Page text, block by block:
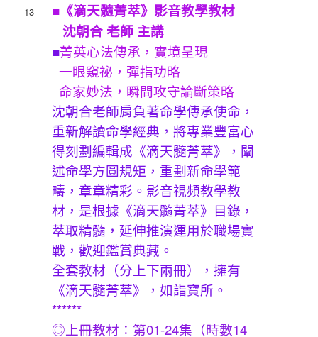
13
■《滴天髓菁萃》影音教學教材
沈朝合 老師 主講
■菁英心法傳承，實境呈現
一眼窺祕，彈指功略
命家妙法，瞬間攻守論斷策略
沈朝合老師肩負著命學傳承使命，
重新解讀命學經典，將專業豐富心
得刻劃編輯成《滴天髓菁萃》，闡
述命學方圓規矩，重劃新命學範
疇，章章精彩。影音視頻教學教
材，是根據《滴天髓菁萃》目錄，
萃取精髓，延伸推演運用於職場實
戰，歡迎鑑賞典藏。
全套教材（分上下兩冊），擁有
《滴天髓菁萃》，如詣寶所。
******
◎上冊教材：第01-24集（時數14